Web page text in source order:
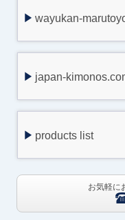
wayukan-
japan-
products list
お気軽に